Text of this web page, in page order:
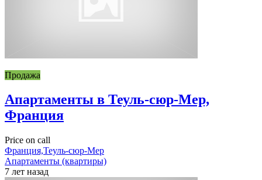
Продажа
Апартаменты в Теуль-сюр-Мер,
Франция
Price on call
Франция,Теуль-сюр-Мер
Апартаменты (квартиры)
7 лет назад